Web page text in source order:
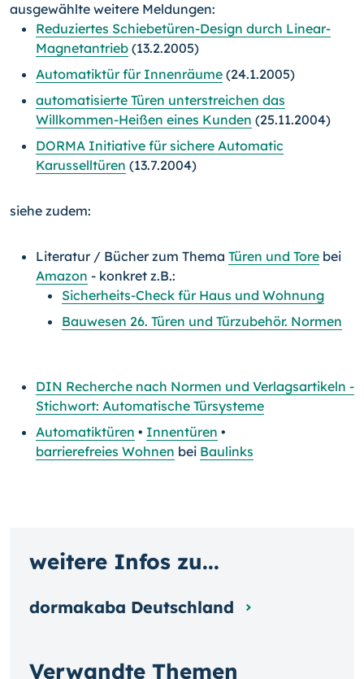
ausgewählte weitere Meldungen:
Reduziertes Schiebetüren-Design durch Linear-
Magnetantrieb (13.2.2005)
Automatiktür für Innenräume (24.1.2005)
automatisierte Türen unterstreichen das
Willkommen-Heißen eines Kunden (25.11.2004)
DORMA Initiative für sichere Automatic
Karusselltüren (13.7.2004)
siehe zudem:
Literatur / Bücher zum Thema Türen und Tore bei
Amazon - konkret z.B.:
Sicherheits-Check für Haus und Wohnung
Bauwesen 26. Türen und Türzubehör. Normen
DIN Recherche nach Normen und Verlagsartikeln -
Stichwort: Automatische Türsysteme
Automatiktüren • Innentüren •
barrierefreies Wohnen bei Baulinks
Verwandte Themen
weitere Infos zu...
dormakaba Deutschland